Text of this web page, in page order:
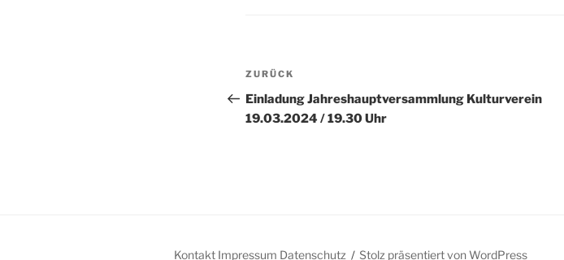
Beitragsnavigation
Vorheriger
Beitrag
ZURÜCK
Einladung Jahreshauptversammlung Kulturverein
19.03.2024 / 19.30 Uhr
Kontakt Impressum Datenschutz Stolz präsentiert von WordPress